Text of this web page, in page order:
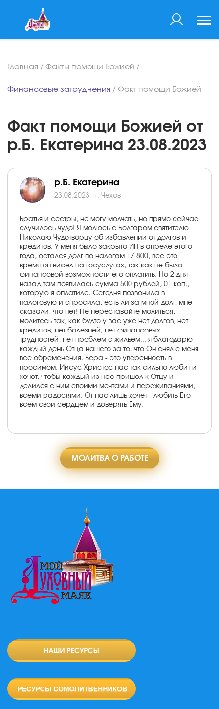
Главная / Факты помощи Божией /
Финансовые затруднения / Факт помощи Божией
Факт помощи Божией от
р.Б. Екатерина 23.08.2023
р.Б. Екатерина
23.08.2023 г. Чехов
Братья и сестры, не могу молчать, но прямо сейчас
случилось чудо! Я молюсь с Болгаром святителю
Николаю Чудотворцу об избавлении от долгов и
кредитов. У меня было закрыто ИП в апреле этого
года, остался долг по налогам 17 800, все это
время он висел на госуслугах, так как не было
финансовой возможности его оплатить. Но 2 дня
назад там появилась сумма 500 рублей, 01 коп.,
которую я оплатила. Сегодня позвонила в
налоговую и спросила, есть ли за мной долг, мне
сказали, что нет! Не переставайте молиться,
молитесь так, как будто у вас уже нет долгов, нет
кредитов, нет болезней, нет финансовых
трудностей, нет проблем с жильем... я благодарю
каждый день Отца нашего за то, что Он снял с меня
все обременения. Вера - это уверенность в
просимом. Иисус Христос нас так сильно любит и
хочет, чтобы каждый из нас пришел к Отцу и
делился с ним своими мечтами и переживаниями,
всеми радостями. От нас лишь хочет - любить Его
всем свои сердцем и доверять Ему.
МОЛИТВА О РАБОТЕ